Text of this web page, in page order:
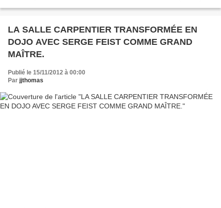
LA SALLE CARPENTIER TRANSFORMÉE EN
DOJO AVEC SERGE FEIST COMME GRAND
MAÎTRE.
Publié le 15/11/2012 à 00:00
Par jjthomas